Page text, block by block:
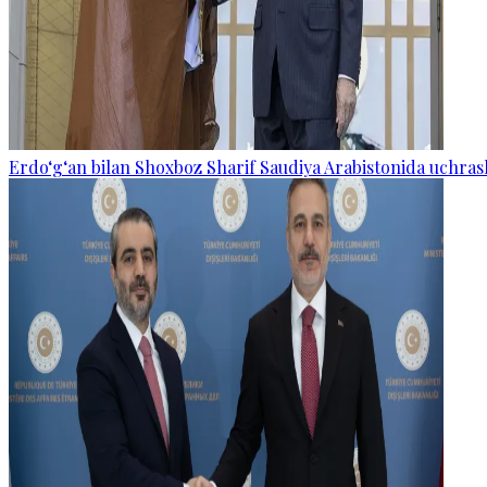
Erdo‘g‘an bilan Shoxboz Sharif Saudiya Arabistonida